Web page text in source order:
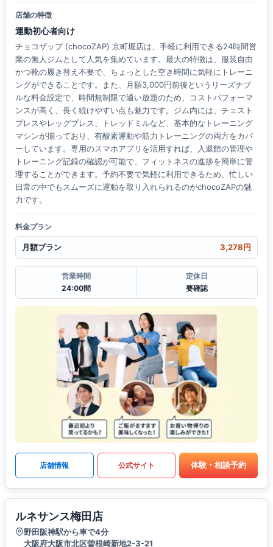
店舗の特徴
運動初心者向け
チョコザップ (chocoZAP) 京町堀店は、手軽に利用できる24時間営
業の無人ジムとして人気を集めています。最大の特徴は、服装自由
かつ靴の履き替え不要で、ちょっとした空き時間に気軽にトレーニ
ングができることです。また、月額3,000円前後というリーズナブ
ルな料金設定で、時間無制限で通い放題のため、コストパフォーマ
ンスが高く、長く続けやすい点も魅力です。ジム内には、チェスト
プレスやレッグプレス、トレッドミルなど、基本的なトレーニング
マシンが揃っており、有酸素運動や筋力トレーニングの両方をカバ
ーしています。専用のスマホアプリを活用すれば、入退館の管理や
トレーニング記録の確認が可能で、フィットネスの進捗を簡単に管
理することができます。予約不要で気軽に利用できるため、忙しい
日常の中でもスムーズに運動を取り入れられるのがchocoZAPの魅
力です。
料金プラン
月額プラン 3,278円
営業時間
24:00間
定休日
要確認
店舗情報 公式サイト 体験・相談予約
ルネサンス梅田店
野田阪神駅から車で4分
大阪府大阪市北区曽根崎新地2-3-21